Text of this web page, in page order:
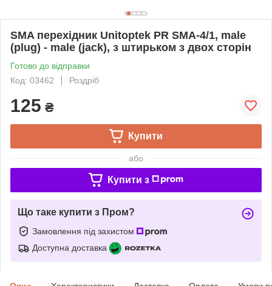
SMA перехідник Unitoptek PR SMA-4/1, male
(plug) - male (jack), з штирьком з двох сторін
Готово до відправки
Код: 03462
Роздріб
125 ₴
Купити
або
Купити з
Що таке купити з Пром?
Замовлення під захистом
Доступна доставка